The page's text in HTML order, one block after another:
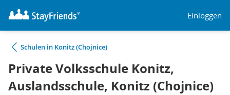
Einloggen
Schulen in Konitz (Chojnice)
Private Volksschule Konitz,
Auslandsschule, Konitz (Chojnice)